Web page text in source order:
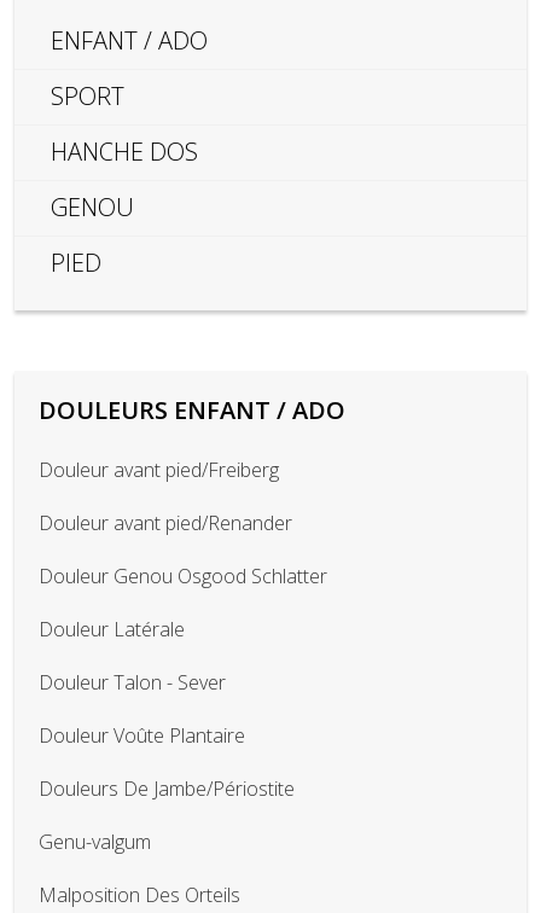
ENFANT / ADO
SPORT
HANCHE DOS
GENOU
PIED
DOULEURS ENFANT / ADO
Douleur avant pied/Freiberg
Douleur avant pied/Renander
Douleur Genou Osgood Schlatter
Douleur Latérale
Douleur Talon - Sever
Douleur Voûte Plantaire
Douleurs De Jambe/Périostite
Genu-valgum
Malposition Des Orteils